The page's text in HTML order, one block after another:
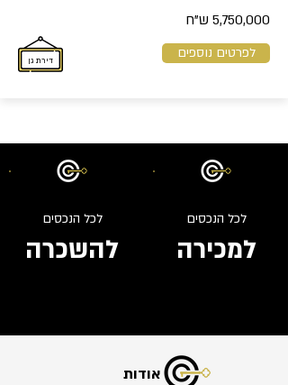
5,750,000 ש"ח
דירת גן לפרטים נוספים
לכל הנכסים
להשכרה
לכל הנכסים
למכירה
אודות